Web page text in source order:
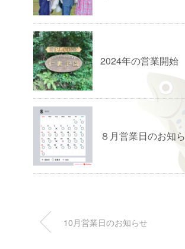
2024年の営業開始
８月営業日のお知
10月営業日のお知らせ